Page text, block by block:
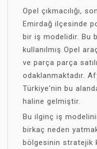
Opel çıkmacılığı,
Emirdağ ilçesinde
bir iş modelidir. Bu
kullanılmış Opel
ve parça parça
odaklanmaktadır.
Türkiye'nin bu
haline gelmiştir.
Bu ilginç iş
birkaç neden
bölgesinin stratejik